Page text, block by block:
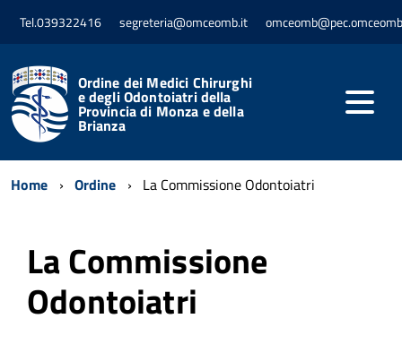
Tel.039322416 segreteria@omceomb.it
Ordine dei Medici Chirurghi
e degli Odontoiatri della
Provincia di Monza e della
Brianza
Home Ordine La Commissione Odontoiatri
La Commissione
Odontoiatri